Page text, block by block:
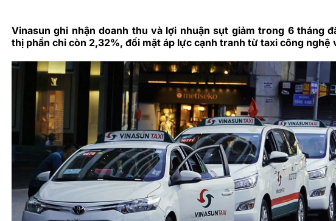
Vinasun ghi nhận doanh thu và lợi nhuận sụt giảm trong 6 tháng
thị phần chỉ còn 2,32%, đối mặt áp lực cạnh tranh từ taxi công nghệ